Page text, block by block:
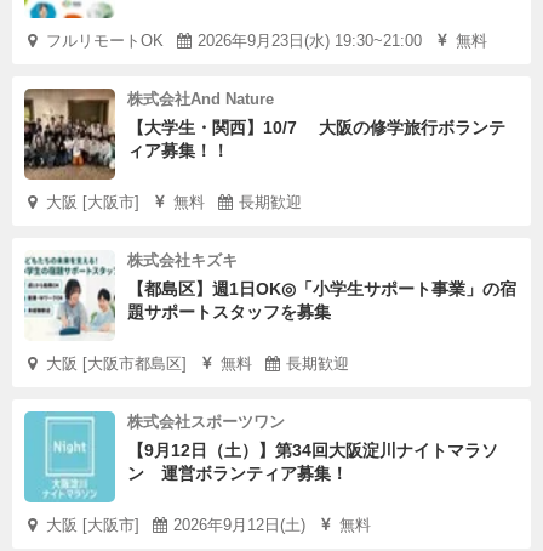
フルリモートOK 2026年9月23日(水) 19:30~21:00 無料
株式会社And Nature
【大学生・関西】10/7 大阪の修学旅行ボランテ
ィア募集！！
大阪 [大阪市] 無料 長期歓迎
株式会社キズキ
【都島区】週1日OK◎「小学生サポート事業」の宿
題サポートスタッフを募集
大阪 [大阪市都島区] 無料 長期歓迎
株式会社スポーツワン
【9月12日（土）】第34回大阪淀川ナイトマラソ
ン 運営ボランティア募集！
大阪 [大阪市] 2026年9月12日(土) 無料